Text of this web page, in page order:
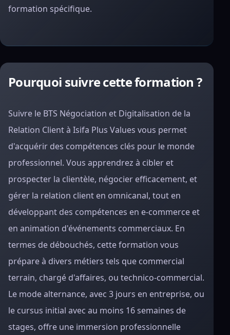
formation spécifique.
Pourquoi suivre cette formation ?
Suivre le BTS Négociation et Digitalisation de la
Relation Client à Isifa Plus Values vous permet
d'acquérir des compétences clés pour le monde
professionnel. Vous apprendrez à cibler et
prospecter la clientèle, négocier efficacement, et
gérer la relation client en omnicanal, tout en
développant des compétences en e-commerce et
en animation d'événements commerciaux. En
termes de débouchés, cette formation vous
prépare à divers métiers tels que commercial
terrain, chargé d'affaires, ou technico-commercial.
Le mode alternance, avec 3 jours en entreprise, ou
le cursus initial avec au moins 16 semaines de
stages, offre une immersion professionnelle